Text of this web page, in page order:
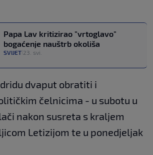
Papa Lav kritizirao "vrtoglavo"
bogaćenje nauštrb okoliša
SVIJET 23. svi.
dvaput obratiti i
čelnicima - u subotu u
nakon susreta s kraljem
Letizijom te u ponedjeljak